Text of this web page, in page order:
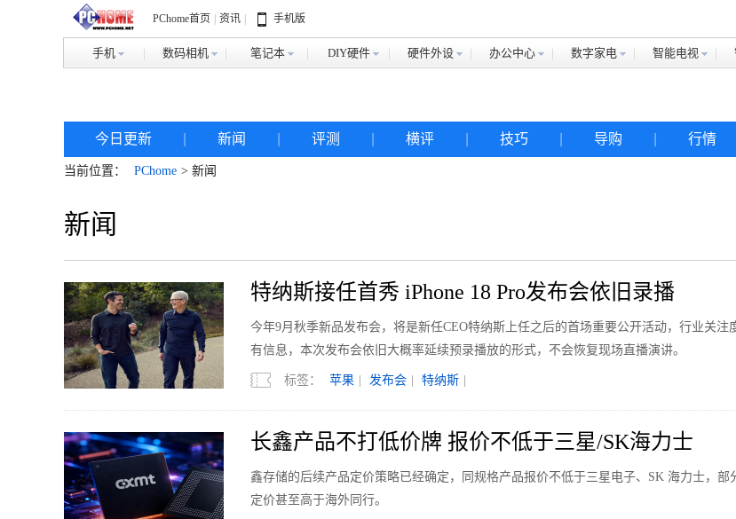
PChome首页 资讯 手机版
手机 数码相机 笔记本 DIY硬件 硬件外设 办公中心 数字家电 智能电视
今日更新 新闻 评测 横评 技巧 导购 行情
当前位置： PChome > 新闻
新闻
特纳斯接任首秀 iPhone 18 Pro发布会依旧录播
今年9月秋季新品发布会，将是新任CEO特纳斯上任之后的首场重要公开活动，行业关注
有信息，本次发布会依旧大概率延续预录播放的形式，不会恢复现场直播演讲。
标签： 苹果 发布会 特纳斯
长鑫产品不打低价牌 报价不低于三星/SK海力士
鑫存储的后续产品定价策略已经确定，同规格产品报价不低于三星电子、SK 海力士，部
定价甚至高于海外同行。